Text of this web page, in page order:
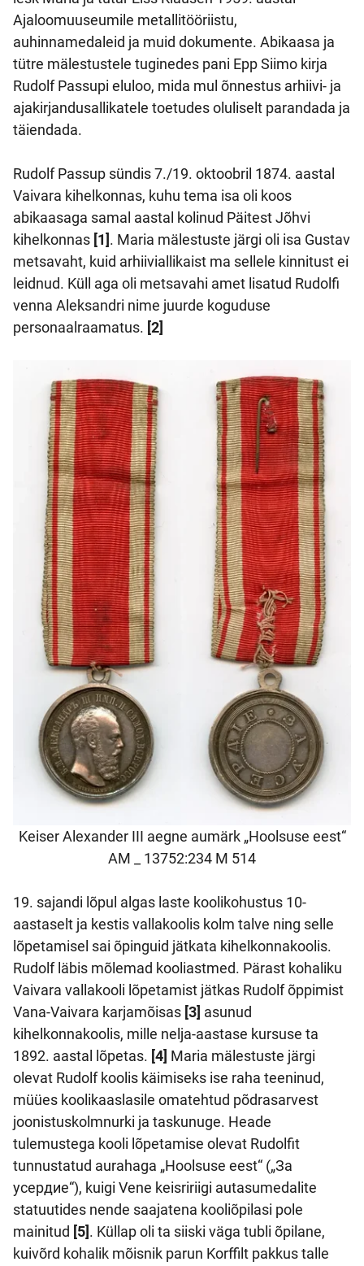
Ajaloomuuseumile metallitööriistu,
auhinnamedaleid ja muid dokumente. Abikaasa ja
tütre mälestustele tuginedes pani Epp Siimo kirja
Rudolf Passupi eluloo, mida mul õnnestus arhiivi- ja
ajakirjandusallikatele toetudes oluliselt parandada ja
täiendada.
Rudolf Passup sündis 7./19. oktoobril 1874. aastal
Vaivara kihelkonnas, kuhu tema isa oli koos
abikaasaga samal aastal kolinud Päitest Jõhvi
kihelkonnas [1]. Maria mälestuste järgi oli isa Gustav
metsavaht, kuid arhiiviallikaist ma sellele kinnitust ei
leidnud. Küll aga oli metsavahi amet lisatud Rudolfi
venna Aleksandri nime juurde koguduse
personaalraamatus. [2]
Keiser Alexander III aegne aumärk „Hoolsuse eest“
AM _ 13752:234 M 514
19. sajandi lõpul algas laste koolikohustus 10-
aastaselt ja kestis vallakoolis kolm talve ning selle
lõpetamisel sai õpinguid jätkata kihelkonnakoolis.
Rudolf läbis mõlemad kooliastmed. Pärast kohaliku
Vaivara vallakooli lõpetamist jätkas Rudolf õppimist
Vana-Vaivara karjamõisas [3] asunud
kihelkonnakoolis, mille nelja-aastase kursuse ta
1892. aastal lõpetas. [4] Maria mälestuste järgi
olevat Rudolf koolis käimiseks ise raha teeninud,
müües koolikaaslasile omatehtud põdrasarvest
joonistuskolmnurki ja taskunuge. Heade
tulemustega kooli lõpetamise olevat Rudolfit
tunnustatud aurahaga „Hoolsuse eest“ („За
усердие“), kuigi Vene keisririigi autasumedalite
statuutides nende saajatena kooliõpilasi pole
mainitud [5]. Küllap oli ta siiski väga tubli õpilane,
kuivõrd kohalik mõisnik parun Korffilt pakkus talle